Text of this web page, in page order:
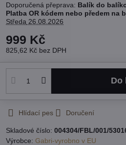
Balík do
Platba OR kódem nebo předem na
Středa 26.08.2026
999 Kč
825,62 Kč bez DPH
Hlídací pes Doručení
Skladové číslo: 004304/FBL/001/
Výrobce: Gabri-vyrobno v EU